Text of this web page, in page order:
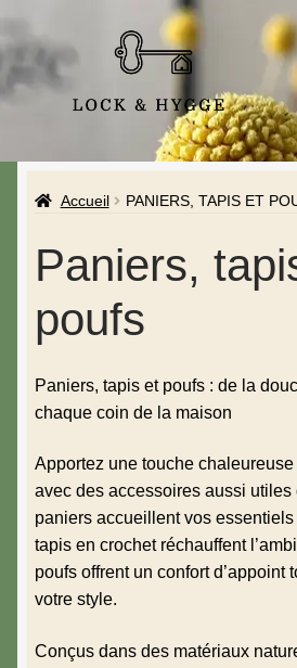
Le Studio
La Boutique
Affiches & Posters
Bougeoirs
Cadres
Coussins & Plaids
Dans la salle bain
Décorations murales
Accueil PANIERS, TAPIS ET
Paniers,
poufs
Paniers, tapis et poufs : de la
chaque coin de la maison
Apportez une touche
avec des accessoires aussi utiles
paniers accueillent vos
tapis en crochet réchauffent
poufs offrent un confort d’appoint
votre style.
Conçus dans des matériaux